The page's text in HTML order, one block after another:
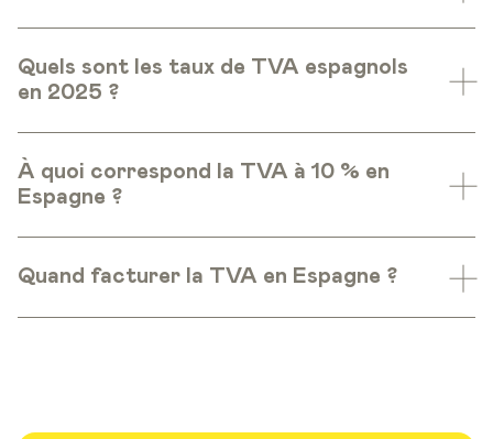
Quels sont les taux de TVA espagnols
en 2025 ?
À quoi correspond la TVA à 10 % en
Espagne ?
Quand facturer la TVA en Espagne ?